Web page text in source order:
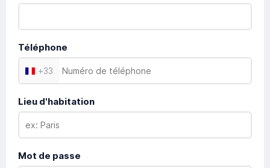
Téléphone
+33
Lieu d'habitation
Mot de passe